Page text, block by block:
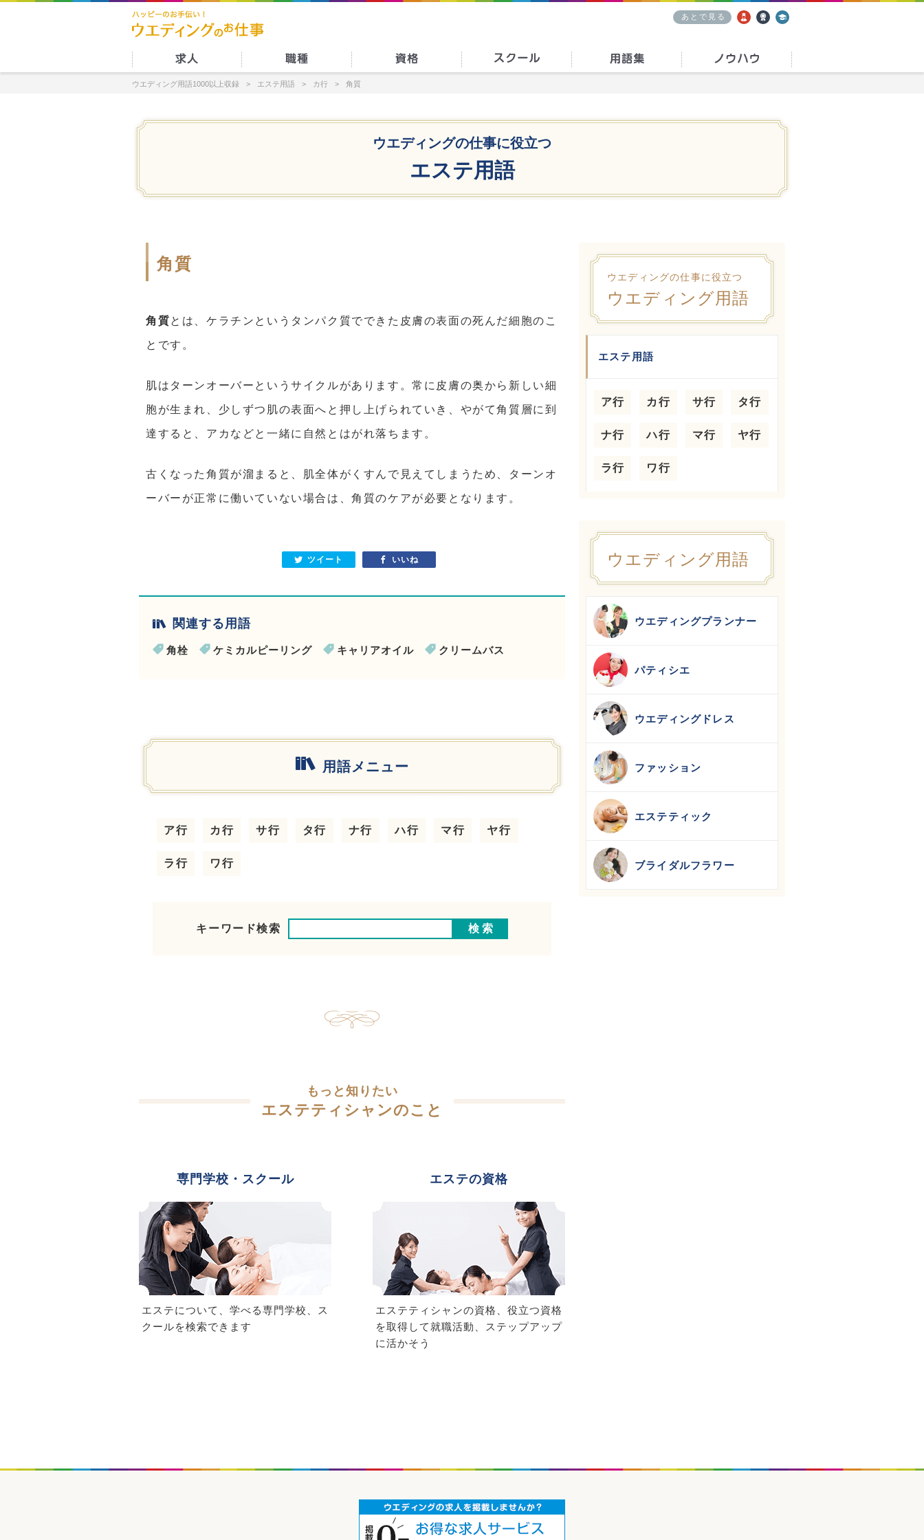
あとで見る 求人 資格
ウエディング用語1000以上収録 エステ用語 カ行 角質
ウエディングの仕事に役立つ
エステ用語
角質
角質とは、ケラチンというタンパク質でできた皮膚の表面の死んだ細胞のこ
とです。
肌はターンオーバーというサイクルがあります。常に皮膚の奥から新しい細
胞が生まれ、少しずつ肌の表面へと押し上げられていき、やがて角質層に到
達すると、アカなどと一緒に自然とはがれ落ちます。
古くなった角質が溜まると、肌全体がくすんで見えてしまうため、ターンオ
ーバーが正常に働いていない場合は、角質のケアが必要となります。
ツイート いいね
関連する用語
角栓 ケミカルピーリング キャリアオイル クリームバス
用語メニュー
ア行 カ行 サ行 タ行 ナ行 ハ行 マ行 ヤ行
ラ行 ワ行
キーワード検索
もっと知りたい
エステティシャンのこと
専門学校・スクール
エステについて、学べる専門学校、ス
クールを検索できます
エステの資格
エステティシャンの資格、役立つ資格
を取得して就職活動、ステップアップ
に活かそう
ウエディングの仕事に役立つ
ウエディング用語
エステ用語
ア行 カ行 サ行 タ行
ナ行 ハ行 マ行 ヤ行
ラ行 ワ行
ウエディング用語
ウエディングプランナー
パティシエ
ウエディングドレス
ファッション
エステティック
ブライダルフラワー